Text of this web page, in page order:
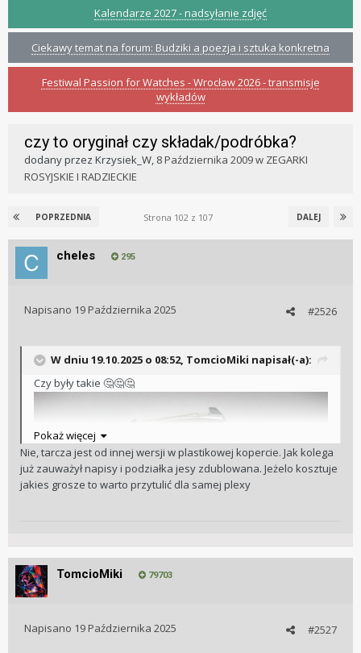
Kalendarze 2027 - nadsyłanie zdjęć
Ciekawy temat na forum: Budziki a poezja i sztuka konkretna
Festiwal Passion for Watches - Wrocław 2026 - transmisje
wykładów
czy to oryginał czy składak/podróbka?
dodany przez Krzysiek_W, 8 Października 2009w ZEGARKI
ROSYJSKIE I RADZIECKIE
POPRZEDNIA DALEJ
Strona 102 z 107
cheles 295
#2526
Napisano 19 Października 2025
W dniu 19.10.2025 o 08:52, TomcioMiki napisał(-a):
Czy były takie 🤔🤔🤔
Pokaż więcej
Nie, tarcza jest od innej wersji w plastikowej kopercie. Jak kolega
już zauważył napisy i podziałka jesy zdublowana. Jeżelo kosztuje
jakies grosze to warto przytulić dla samej plexy
TomcioMiki 79703
#2527
Napisano 19 Października 2025